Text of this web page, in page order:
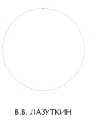
В.В. Лазуткин